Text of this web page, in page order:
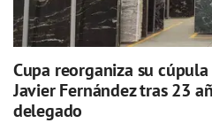
Cupa reorganiza su
Javier Fernández tras 23
delegado